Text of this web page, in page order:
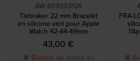
AW-609303126
Tiebraker 22 mm Bracelet
en silicone vert pour Apple
Watch 42-44-49mm
43,00 €
● Bientôt de retour en
FRA-
●